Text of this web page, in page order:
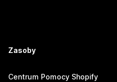
Zasoby
Centrum Pomocy Shopify